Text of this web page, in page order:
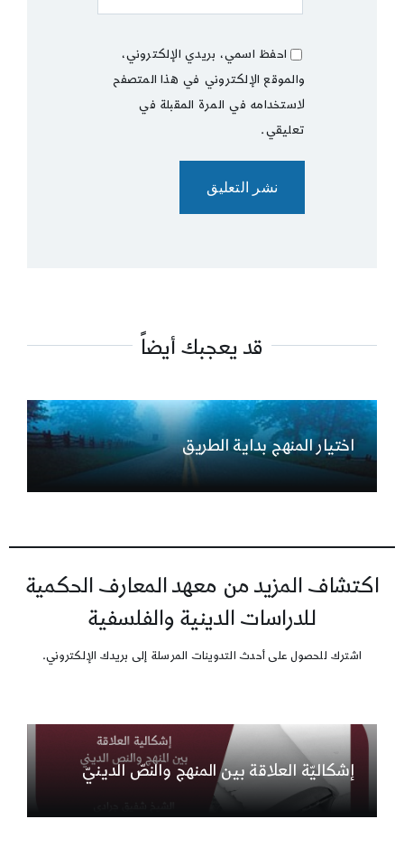
احفظ اسمي، بريدي الإلكتروني،
والموقع الإلكتروني في هذا المتصفح
لاستخدامه في المرة المقبلة في
تعليقي.
قد يعجبك أيضاً
اختيار المنهج بداية الطريق
اكتشاف المزيد من معهد المعارف الحكمية
للدراسات الدينية والفلسفية
اشترك للحصول على أحدث التدوينات المرسلة إلى بريدك الإلكتروني.
إشكاليّة العلاقة بين المنهج والنصّ الدينيّ